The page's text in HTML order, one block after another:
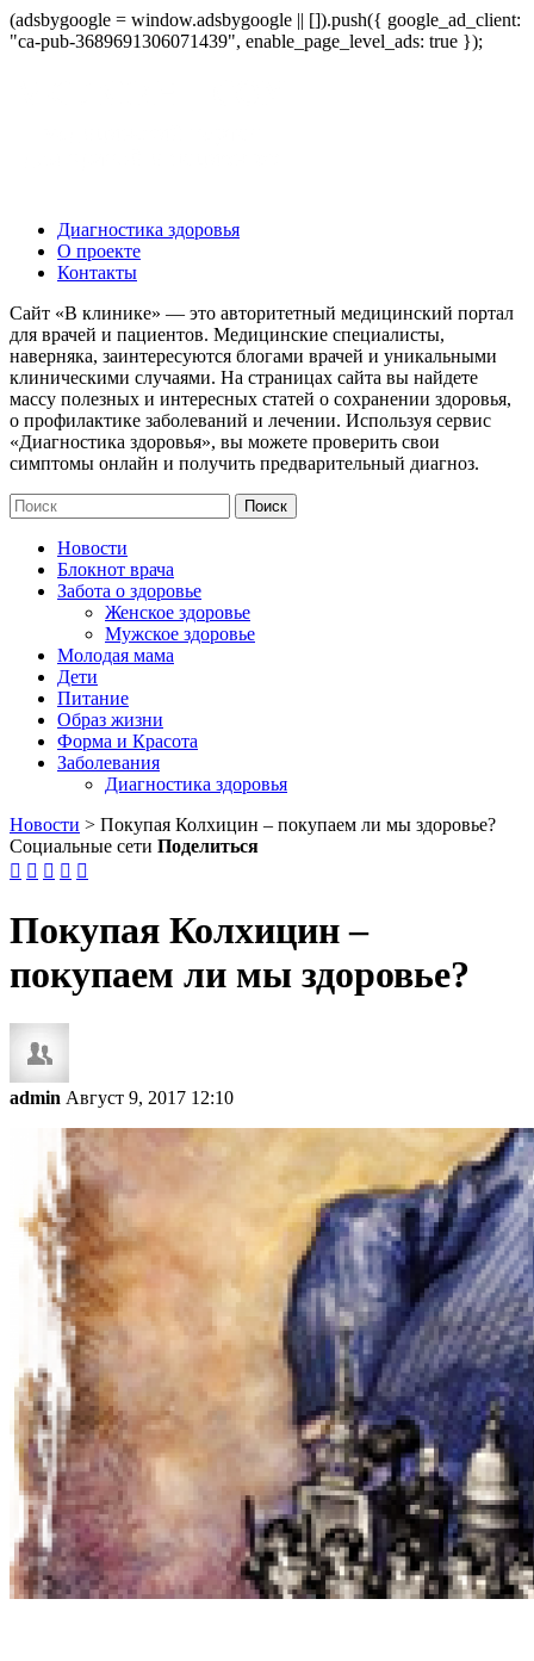
(adsbygoogle = window.adsbygoogle || []).push({ google_ad_client:
"ca-pub-3689691306071439", enable_page_level_ads: true });
Диагностика здоровья
О проекте
Контакты
Сайт «В клинике» — это авторитетный медицинский портал
для врачей и пациентов. Медицинские специалисты,
наверняка, заинтересуются блогами врачей и уникальными
клиническими случаями. На страницах сайта вы найдете
массу полезных и интересных статей о сохранении здоровья,
о профилактике заболеваний и лечении. Используя сервис
«Диагностика здоровья», вы можете проверить свои
симптомы онлайн и получить предварительный диагноз.
Новости
Блокнот врача
Забота о здоровье
Женское здоровье
Мужское здоровье
Молодая мама
Дети
Питание
Образ жизни
Форма и Красота
Заболевания
Диагностика здоровья
Новости > Покупая Колхицин – покупаем ли мы здоровье?
Социальные сети Поделиться
    
Покупая Колхицин –
покупаем ли мы здоровье?
admin Август 9, 2017 12:10